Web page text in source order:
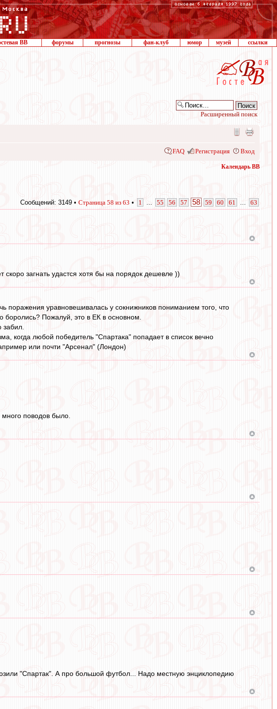
ВВ форумы прогнозы фан-клуб юмор музей ссылки
Расширенный поиск
FAQ Регистрация Вход
Календарь ВВ
Сообщений: 3149 • Страница 58 из 63 • 1 55 56 57 58 59 60 61 63
загнать удастся хотя бы на порядок дешевле ))
поражения уравновешивалась у сокнижников пониманием того, что
боролись? Пожалуй, это в ЕК в основном.
когда любой победитель "Спартака" попадает в список вечно
или почти "Арсенал" (Лондон)
поводов было.
"Спартак". А про большой футбол... Надо местную энциклопедию